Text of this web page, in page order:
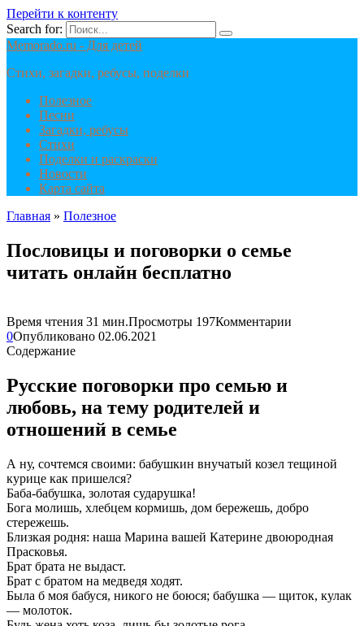
Перейти к контенту
Search for:
Memorado.ru - Для детей
Стихи, загадки, ребусы, поделки
Полезное
Песни
Загадки, ребусы
Стихи
Поделки и раскраски
Новости
Карта сайта
Главная » Полезное
Пословицы и поговорки о семье
читать онлайн бесплатно
Время чтения 31 мин.Просмотры 197Комментарии
0Опубликовано 02.06.2021
Содержание
Русские поговорки про семью и
любовь, на тему родителей и
отношений в семье
А ну, сочтемся своими: бабушкин внучатый козел тещиной
курице как пришелся?
Баба-бабушка, золотая сударушка!
Бога молишь, хлебцем кормишь, дом бережешь, добро
стережешь.
Близкая родня: наша Марина вашей Катерине двоюродная
Прасковья.
Брат брата не выдаст.
Брат с братом на медведя ходят.
Была б моя бабуся, никого не боюся; бабушка — щиток, кулак
— молоток.